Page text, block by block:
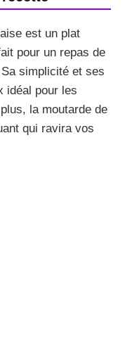
est un plat
pour un repas de
simplicité et ses
idéal pour les
la moutarde de
qui ravira vos